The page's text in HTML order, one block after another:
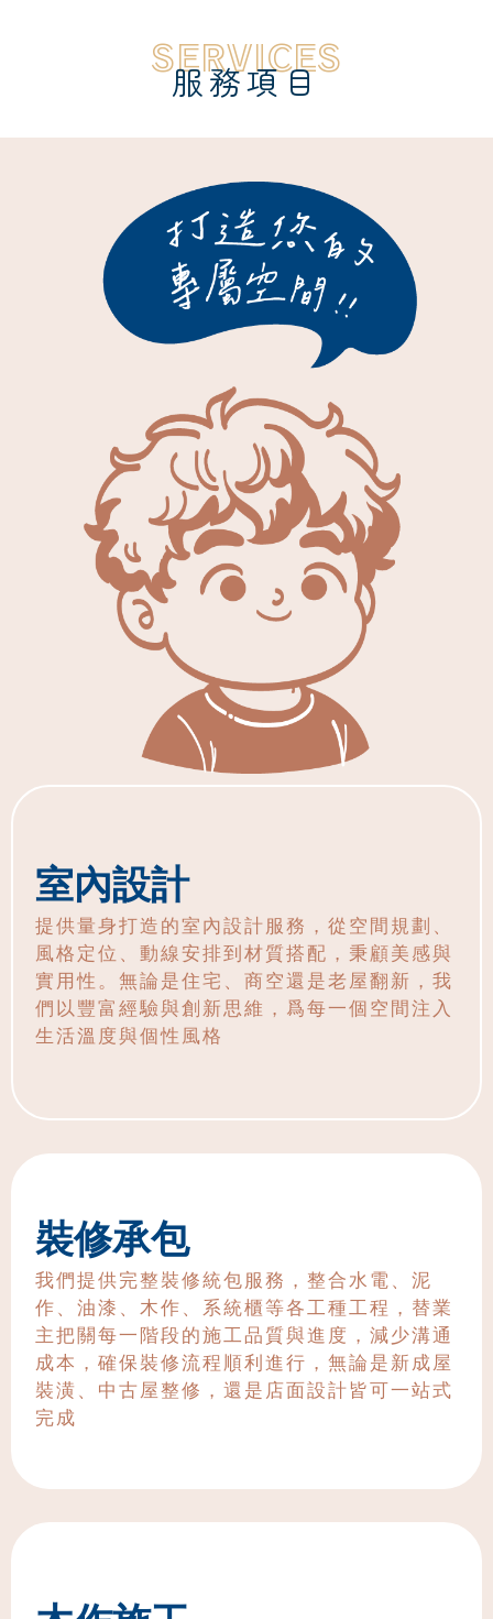
SERVICES
服務項目
室內設計
提供量身打造的室內設計服務，從空間規劃、
風格定位、動線安排到材質搭配，秉顧美感與
實用性。無論是住宅、商空還是老屋翻新，我
們以豐富經驗與創新思維，爲每一個空間注入
生活溫度與個性風格
裝修承包
我們提供完整裝修統包服務，整合水電、泥
作、油漆、木作、系統櫃等各工種工程，替業
主把關每一階段的施工品質與進度，減少溝通
成本，確保裝修流程順利進行，無論是新成屋
裝潢、中古屋整修，還是店面設計皆可一站式
完成